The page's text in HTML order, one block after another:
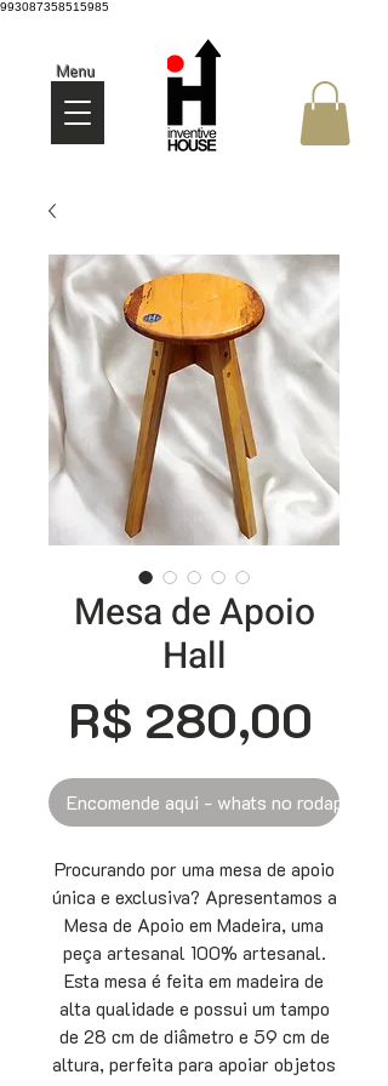
993087358515985
Menu
Mesa de Apoio
Hall
R$ 280,00
Encomende aqui - whats no rodapé
Procurando por uma mesa de apoio
única e exclusiva? Apresentamos a
Mesa de Apoio em Madeira, uma
peça artesanal 100% artesanal.
Esta mesa é feita em madeira de
alta qualidade e possui um tampo
de 28 cm de diâmetro e 59 cm de
altura, perfeita para apoiar objetos